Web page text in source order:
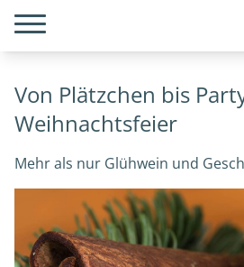
Von Plätzchen bis
Weihnachtsfeier
Mehr als nur Glühwein und